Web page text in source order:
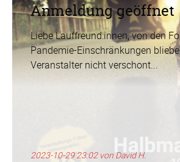
Anmeldung geöffnet
Liebe Lauffreund:innen, von den
Pandemie-Einschränkungen
Veranstalter nicht verschont...
2023-10-29 23:02von David H.